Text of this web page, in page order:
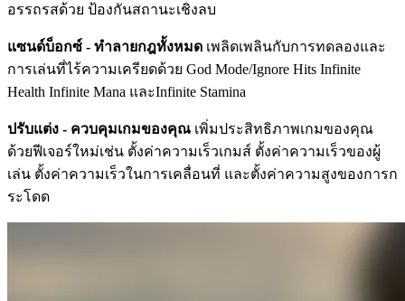
อรรถรสด้วย ป้องกันสถานะเชิงลบ
แซนด์บ็อกซ์ - ทำลายกฎทั้งหมด เพลิดเพลินกับการทดลองและ
การเล่นที่ไร้ความเครียดด้วย God Mode/Ignore Hits Infinite
Health Infinite Mana และInfinite Stamina
ปรับแต่ง - ควบคุมเกมของคุณ เพิ่มประสิทธิภาพเกมของคุณ
ด้วยฟีเจอร์ใหม่เช่น ตั้งค่าความเร็วเกมส์ ตั้งค่าความเร็วของผู้
เล่น ตั้งค่าความเร็วในการเคลื่อนที่ และตั้งค่าความสูงของการก
ระโดด